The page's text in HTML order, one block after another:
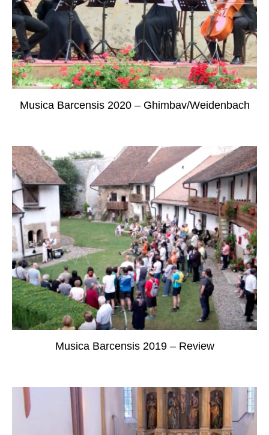
Musica Barcensis 2020 – Ghimbav/Weidenbach
Musica Barcensis 2019 – Review